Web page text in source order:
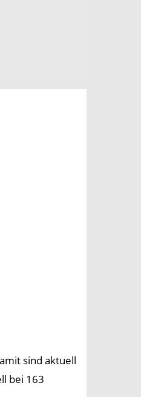
sind aktuell
bei 163